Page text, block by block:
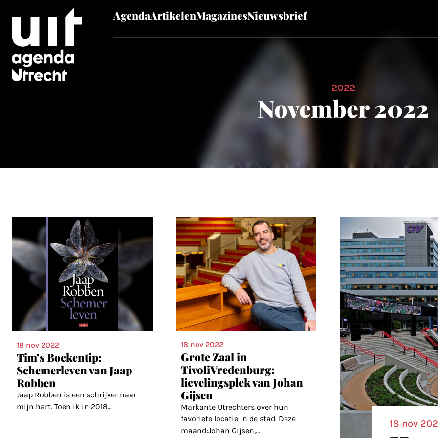
Skip to main content AgendaArtikelenMagazinesNieuwsbrief
2022
November 2022
18 nov 2022
Tim’s Boekentip:
Schemerleven van Jaap
Robben
Jaap Robben is een schrijver naar
mijn hart. Toen ik in 2018...
18 nov 2022
Grote Zaal in
TivoliVredenburg:
lievelingsplek van Johan
Gijsen
Markante Utrechters over hun
favoriete locatie in de stad. Deze
maand:Johan Gijsen,...
18 nov